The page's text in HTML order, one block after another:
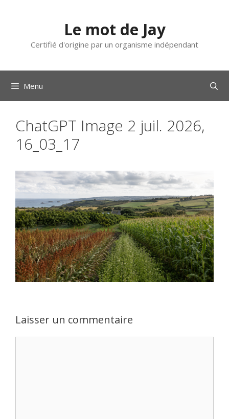
Le mot de Jay
Certifié d'origine par un organisme indépendant
Menu
ChatGPT Image 2 juil. 2026,
16_03_17
Laisser un commentaire